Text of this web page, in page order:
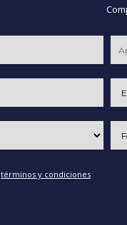
términos y condiciones